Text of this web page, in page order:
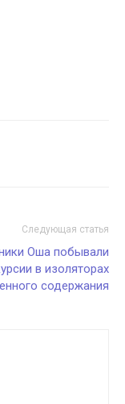
Следующая статья
Оша побывали
в изоляторах
содержания